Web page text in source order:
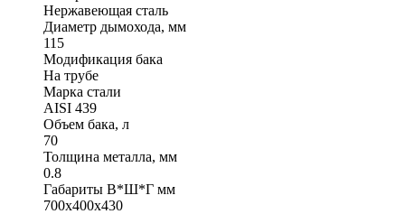
Нержавеющая сталь
Диаметр дымохода, мм
115
Модификация бака
На трубе
Марка стали
AISI 439
Объем бака, л
70
Толщина металла, мм
0.8
Габариты В*Ш*Г мм
700x400x430